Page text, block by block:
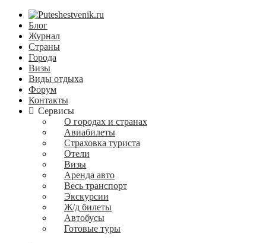
Блог
Журнал
Страны
Города
Визы
Виды отдыха
Форум
Контакты
Сервисы
О городах и странах
Авиабилеты
Страховка туриста
Отели
Визы
Аренда авто
Весь транспорт
Экскурсии
Ж/д билеты
Автобусы
Готовые туры